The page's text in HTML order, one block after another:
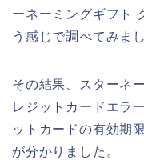
ーネーミングギフト
う感じで調べてみまし
その結果、スターネ
レジットカードエラ
ットカードの有効期
が分かりました。